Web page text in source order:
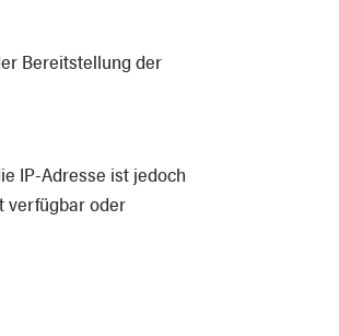
Bereitstellung der
IP-Adresse ist jedoch
verfügbar oder